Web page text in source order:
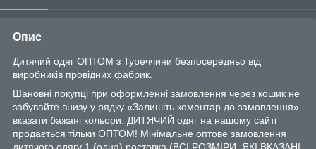
Опис
Дитячий одяг ОПТОМ з Туреччини безпосередньо від
виробників провідних фабрик.
Шановні покупці при оформленні замовлення через кошик не
забувайте внизу у рядку «Залишіть коментар до замовлення»
вказати бажані кольори. ДИТЯЧИЙ одяг на нашому сайті
продається тільки ОПТОМ! Мінімальне оптове замовлення
дитячого одягу 1 (одна) ростовка (ВСІ РОЗМІРИ, ЯКІ ВКАЗАНІ